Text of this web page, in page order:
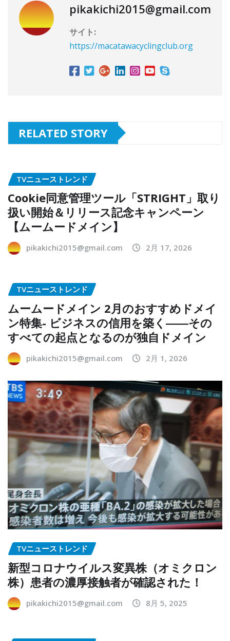
pikakichi2015@gmail.com
サイト:
https://macatawacyclingclub.org
RELATED STORY
TVニューストレンド
Cookie同意管理ツール「STRIGHT」取り
扱い開始＆リリース記念キャンペーン
【ムームードメイン】
pikakichi2015@gmail.com 2月 17, 2026
TVニューストレンド
ムームードメイン 2月のおすすめドメイ
ン特集- ビジネスの信用を築く――その
すべての起点となるのが独自ドメイン
pikakichi2015@gmail.com 2月 1, 2026
TVニューストレンド
新型コロナウイルス変異株（オミクロン
株）患者の濃厚接触者が確認された！
pikakichi2015@gmail.com 8月 5, 2025